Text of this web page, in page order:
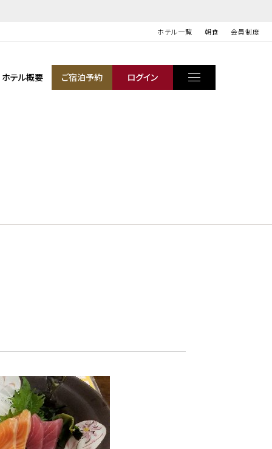
ホテル一覧 朝食 会員制度
ホテル概要 ご宿泊予約 ログイン